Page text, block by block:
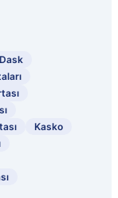
Dask
Kasko